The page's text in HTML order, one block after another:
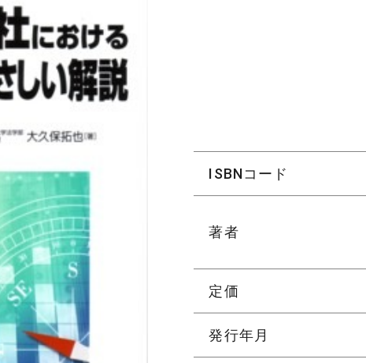
ISBNコード
著者
定価
発行年月